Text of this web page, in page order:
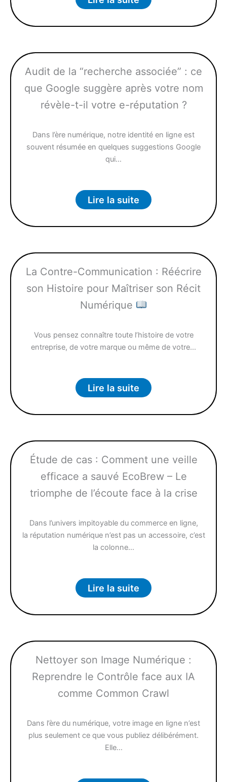
Audit de la “recherche associée” : ce
que Google suggère après votre nom
révèle-t-il votre e-réputation ?
Dans l’ère numérique, notre identité en ligne est
souvent résumée en quelques suggestions Google
qui…
Lire la suite
La Contre-Communication : Réécrire
son Histoire pour Maîtriser son Récit
Numérique
Vous pensez connaître toute l’histoire de votre
entreprise, de votre marque ou même de votre…
Lire la suite
Étude de cas : Comment une veille
efficace a sauvé EcoBrew – Le
triomphe de l’écoute face à la crise
Dans l’univers impitoyable du commerce en ligne,
la réputation numérique n’est pas un accessoire, c’est
la colonne…
Lire la suite
Nettoyer son Image Numérique :
Reprendre le Contrôle face aux IA
comme Common Crawl
Dans l’ère du numérique, votre image en ligne n’est
plus seulement ce que vous publiez délibérément.
Elle…